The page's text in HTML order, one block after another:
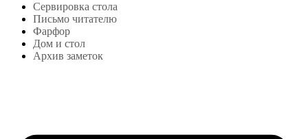
Сервировка стола
Письмо читателю
Фарфор
Дом и стол
Архив заметок